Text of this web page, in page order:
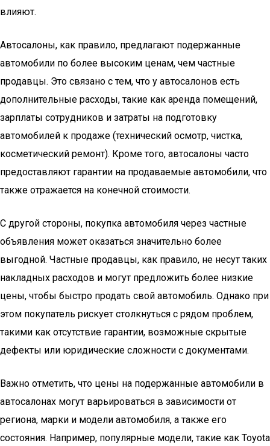
влияют.
Автосалоны, как правило, предлагают подержанные
автомобили по более высоким ценам, чем частные
продавцы. Это связано с тем, что у автосалонов есть
дополнительные расходы, такие как аренда помещений,
зарплаты сотрудников и затраты на подготовку
автомобилей к продаже (технический осмотр, чистка,
косметический ремонт). Кроме того, автосалоны часто
предоставляют гарантии на продаваемые автомобили, что
также отражается на конечной стоимости.
С другой стороны, покупка автомобиля через частные
объявления может оказаться значительно более
выгодной. Частные продавцы, как правило, не несут таких
накладных расходов и могут предложить более низкие
цены, чтобы быстро продать свой автомобиль. Однако при
этом покупатель рискует столкнуться с рядом проблем,
такими как отсутствие гарантии, возможные скрытые
дефекты или юридические сложности с документами.
Важно отметить, что цены на подержанные автомобили в
автосалонах могут варьироваться в зависимости от
региона, марки и модели автомобиля, а также его
состояния. Например, популярные модели, такие как Toyota